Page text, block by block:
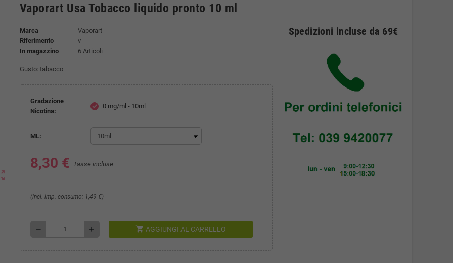
Vaporart Usa Tobacco liquido pronto 10 ml
Marca
Vaporart
Riferimento
v
In magazzino
6 Articoli
Gusto: tabacco
Gradazione
Nicotina:
check 0 mg/ml - 10ml
ML:
8,30 € Tasse incluse
(incl. imp. consumo: 1,49 €)
remove add shopping_cart AGGIUNGI AL CARRELLO
Spedizioni incluse da 69€